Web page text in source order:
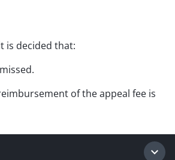
is decided that:
of the appeal fee is